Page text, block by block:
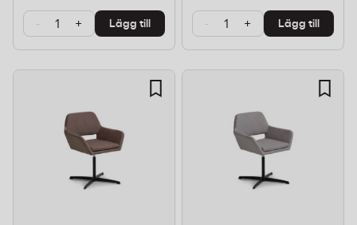
- + Lägg till - + Lägg till